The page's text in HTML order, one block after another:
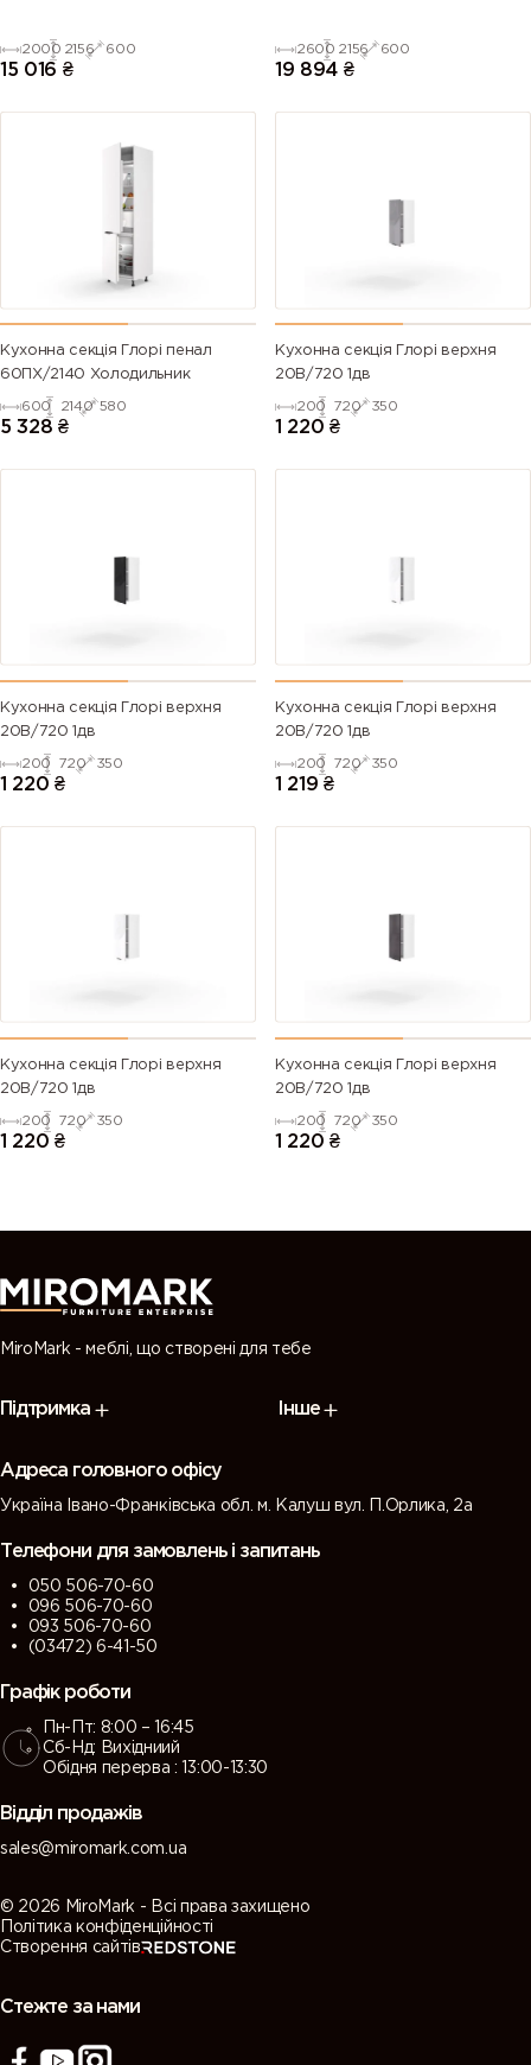
2000 2156 600
15 016 ₴
2600 2156 600
19 894 ₴
Кухонна секція Глорі пенал
60ПХ/2140 Холодильник
600 2140 580
5 328 ₴
Кухонна секція Глорі верхня
20В/720 1дв
200 720 350
1 220 ₴
Кухонна секція Глорі верхня
20В/720 1дв
200 720 350
1 220 ₴
Кухонна секція Глорі верхня
20В/720 1дв
200 720 350
1 219 ₴
Кухонна секція Глорі верхня
20В/720 1дв
200 720 350
1 220 ₴
Кухонна секція Глорі верхня
20В/720 1дв
200 720 350
1 220 ₴
MiroMark - меблі, що створені для тебе
Підтримка Інше
Адреса головного офісу
Україна Івано-Франківська обл. м. Калуш вул. П.Орлика, 2а
Телефони для замовлень і запитань
050 506-70-60
096 506-70-60
093 506-70-60
(03472) 6-41-50
Графік роботи
Пн-Пт: 8:00 – 16:45
Сб-Нд: Вихідниий
Обідня перерва : 13:00-13:30
Відділ продажів
sales@miromark.com.ua
© 2026 MiroMark - Всі права захищено
Політика конфіденційності
Створення сайтів
Стежте за нами